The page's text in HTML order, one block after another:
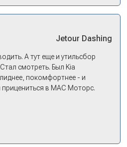
Jetour Dashing
А тут еще и утильсбор
смотреть. Был Kia
покомфортнее - и
прицениться в МАС Моторс.
что «китаец». Прям не
Спортэйдж в трейд-ин